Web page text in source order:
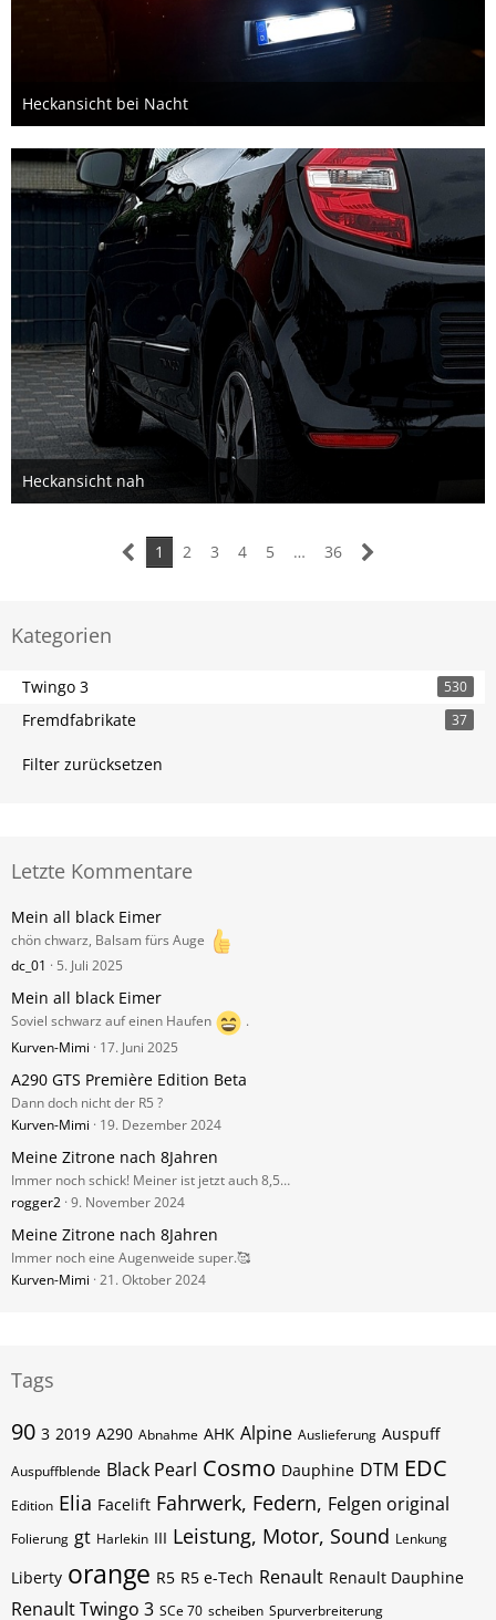
Heckansicht bei Nacht
22. Mai 2024
Heckansicht nah
22. Mai 2024
1 2 3 4 5 … 36
Kategorien
Twingo 3 530
Fremdfabrikate 37
Filter zurücksetzen
Letzte Kommentare
Mein all black Eimer
chön chwarz, Balsam fürs Auge
dc_01
5. Juli 2025
Mein all black Eimer
Soviel schwarz auf einen Haufen
.
Kurven-Mimi
17. Juni 2025
A290 GTS Première Edition Beta
Dann doch nicht der R5 ?
Kurven-Mimi
19. Dezember 2024
Meine Zitrone nach 8Jahren
Immer noch schick! Meiner ist jetzt auch 8,5…
rogger2 9. November 2024
Meine Zitrone nach 8Jahren
Immer noch eine Augenweide super.🥰
Kurven-Mimi 21. Oktober 2024
Tags
90 3 2019 A290 Abnahme AHK Alpine Auslieferung Auspuff
Auspuffblende Black Pearl Cosmo Dauphine DTM EDC
Edition Elia Facelift Fahrwerk, Federn, Felgen original
Folierung gt Harlekin III Leistung, Motor, Sound Lenkung
Liberty orange R5 R5 e-Tech Renault Renault Dauphine
Renault Twingo 3 SCe 70 scheiben Spurverbreiterung